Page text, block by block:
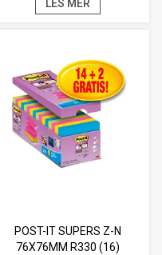
LES MER
POST-IT SUPERS Z-N
76X76MM R330 (16)